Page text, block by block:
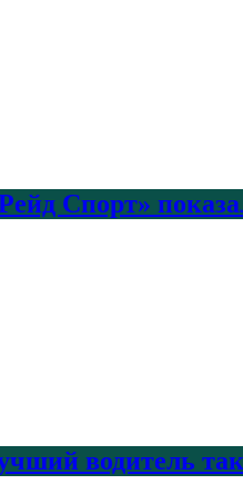
Спорт»
водитель